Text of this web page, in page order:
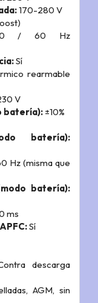
170-280 V
/ 60 Hz
Sí
rearmable
V
batería): ±10%
batería):
Hz (misma que
batería):
ms
Sí
descarga
AGM, sin